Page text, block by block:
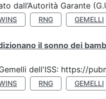
dall’Autorità Garante
RNG GEMELLI
il sonno dei
dell'ISS: https://
RNG GEMELLI